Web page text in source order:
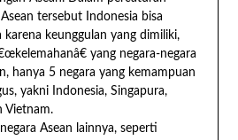
tersebut Indonesia bisa
karena keunggulan yang dimiliki,
yang negara-negara
hanya 5 negara yang kemampuan
yakni Indonesia, Singapura,
Vietnam.
Asean lainnya, seperti